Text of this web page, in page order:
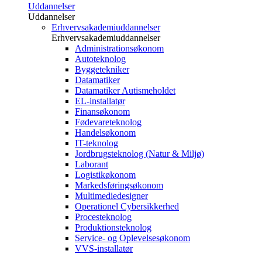
Uddannelser
Uddannelser
Erhvervsakademiuddannelser
Erhvervsakademiuddannelser
Administrationsøkonom
Autoteknolog
Byggetekniker
Datamatiker
Datamatiker Autismeholdet
EL-installatør
Finansøkonom
Fødevareteknolog
Handelsøkonom
IT-teknolog
Jordbrugsteknolog (Natur & Miljø)
Laborant
Logistikøkonom
Markedsføringsøkonom
Multimediedesigner
Operationel Cybersikkerhed
Procesteknolog
Produktionsteknolog
Service- og Oplevelsesøkonom
VVS-installatør